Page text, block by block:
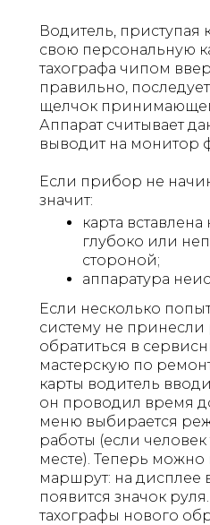
Водитель, приступая
свою персональную
тахографа чипом
правильно,
щелчок
Аппарат считывает
выводит на монитор
Если прибор не
значит:
карта
глубоко или
стороной;
аппаратура
Если несколько
систему не принесли
обратиться в
мастерскую по
карты водитель
он проводил время
меню выбирается
работы (если
месте). Теперь можно
маршрут: на дисплее
появится значок
тахографы нового